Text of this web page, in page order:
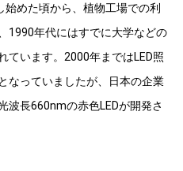
始めた頃から、植物工場での利
1990年代にはすでに大学などの
ています。2000年まではLED照
なっていましたが、日本の企業
波長660nmの赤色LEDが開発さ